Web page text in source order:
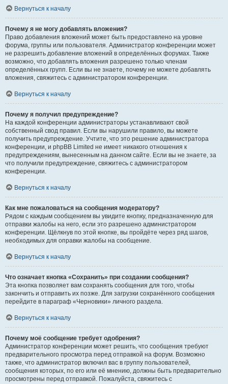
Вернуться к началу
Почему я не могу добавлять вложения?
Право добавления вложений может быть предоставлено на уровне
форума, группы или пользователя. Администратор конференции может
не разрешить добавление вложений в определённых форумах. Также
возможно, что добавлять вложения разрешено только членам
определённых групп. Если вы не знаете, почему не можете добавлять
вложения, свяжитесь с администратором конференции.
Вернуться к началу
Почему я получил предупреждение?
На каждой конференции администраторы устанавливают свой
собственный свод правил. Если вы нарушили правило, вы можете
получить предупреждение. Учтите, что это решение администратора
конференции, и phpBB Limited не имеет никакого отношения к
предупреждениям, вынесенным на данном сайте. Если вы не знаете, за
что получили предупреждение, свяжитесь с администратором
конференции.
Вернуться к началу
Как мне пожаловаться на сообщения модератору?
Рядом с каждым сообщением вы увидите кнопку, предназначенную для
отправки жалобы на него, если это разрешено администратором
конференции. Щёлкнув по этой кнопке, вы пройдёте через ряд шагов,
необходимых для оправки жалобы на сообщение.
Вернуться к началу
Что означает кнопка «Сохранить» при создании сообщения?
Эта кнопка позволяет вам сохранять сообщения для того, чтобы
закончить и отправить их позже. Для загрузки сохранённого сообщения
перейдите в параграф «Черновики» личного раздела.
Вернуться к началу
Почему моё сообщение требует одобрения?
Администратор конференции может решить, что сообщения требуют
предварительного просмотра перед отправкой на форум. Возможно
также, что администратор включил вас в группу пользователей,
сообщения которых, по его или её мнению, должны быть предварительно
просмотрены перед отправкой. Пожалуйста, свяжитесь с